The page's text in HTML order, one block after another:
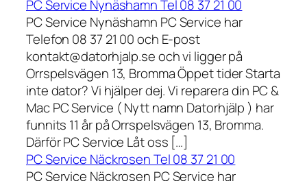
PC Service Nynäshamn Tel 08 37 21 00
PC Service Nynäshamn PC Service har
Telefon 08 37 21 00 och E-post
kontakt@datorhjalp.se och vi ligger på
Orrspelsvägen 13, Bromma Öppet tider Starta
inte dator? Vi hjälper dej. Vi reparera din PC &
Mac PC Service ( Nytt namn Datorhjälp ) har
funnits 11 år på Orrspelsvägen 13, Bromma.
Därför PC Service Låt oss […]
PC Service Näckrosen Tel 08 37 21 00
PC Service Näckrosen PC Service har